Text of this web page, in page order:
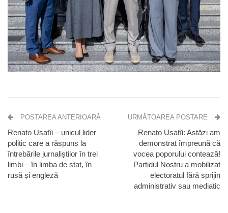
POSTAREA ANTERIOARĂ
Renato Usatîi – unicul lider
politic care a răspuns la
întrebările jurnaliștilor în trei
limbi – în limba de stat, în
rusă și engleză
URMĂTOAREA POSTARE
Renato Usatîi: Astăzi am
demonstrat împreună că
vocea poporului contează!
Partidul Nostru a mobilizat
electoratul fără sprijin
administrativ sau mediatic